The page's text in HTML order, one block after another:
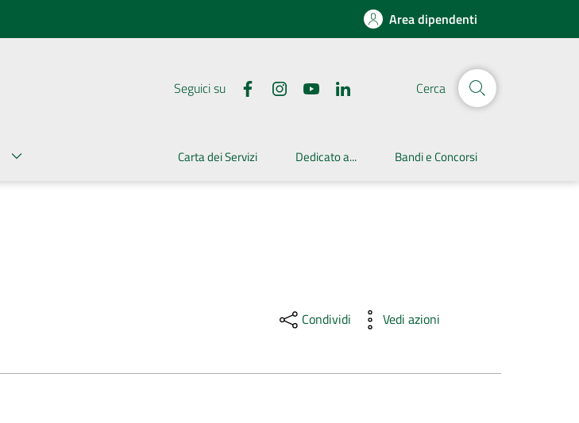
Area dipendenti
Seguici su Cerca
Carta dei Servizi Dedicato a... Bandi e Concorsi
Condividi Vedi azioni